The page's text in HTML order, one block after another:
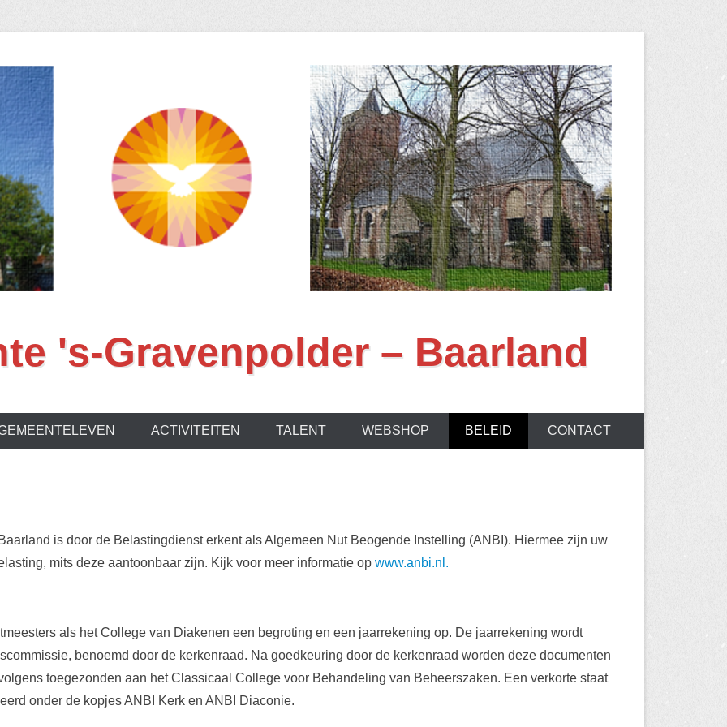
's-Gravenpolder – Baarland
ACTIVITEITEN TALENT WEBSHOP BELEID CONTACT
is door de Belastingdienst erkent als Algemeen Nut Beogende Instelling (ANBI). Hiermee zijn uw
mits deze aantoonbaar zijn. Kijk voor meer informatie op www.anbi.nl.
als het College van Diakenen een begroting en een jaarrekening op. De jaarrekening wordt
benoemd door de kerkenraad. Na goedkeuring door de kerkenraad worden deze documenten
toegezonden aan het Classicaal College voor Behandeling van Beheerszaken. Een verkorte staat
onder de kopjes ANBI Kerk en ANBI Diaconie.